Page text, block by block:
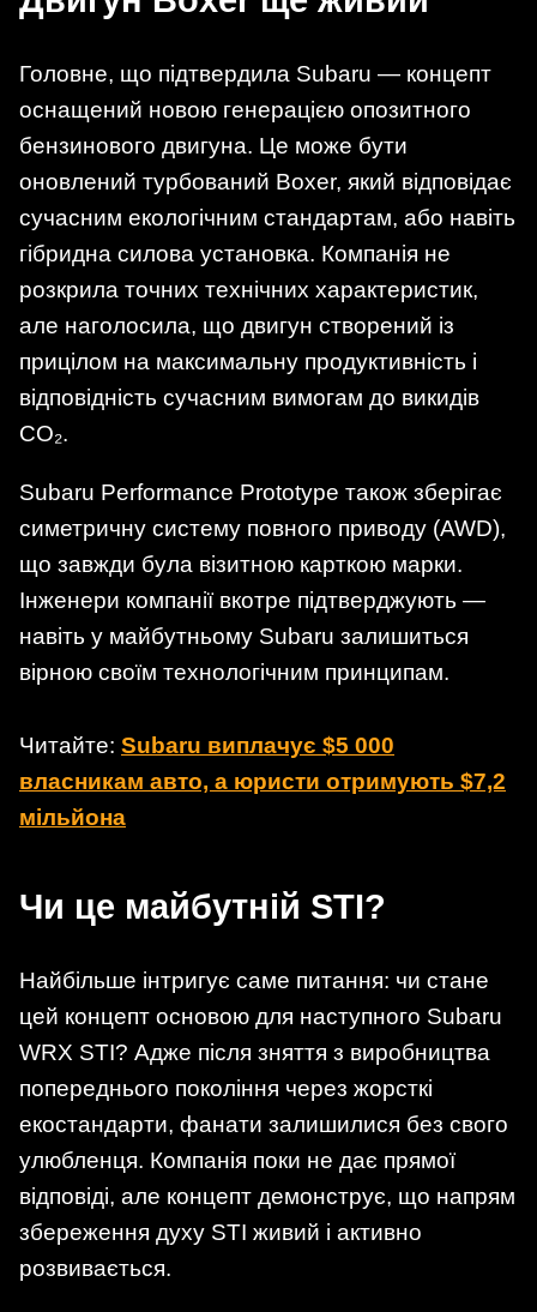
Головне, що підтвердила Subaru — концепт
оснащений новою генерацією опозитного
бензинового двигуна. Це може бути
оновлений турбований Boxer, який відповідає
сучасним екологічним стандартам, або навіть
гібридна силова установка. Компанія не
розкрила точних технічних характеристик,
але наголосила, що двигун створений із
прицілом на максимальну продуктивність і
відповідність сучасним вимогам до викидів
CO₂.
Subaru Performance Prototype також зберігає
симетричну систему повного приводу (AWD),
що завжди була візитною карткою марки.
Інженери компанії вкотре підтверджують —
навіть у майбутньому Subaru залишиться
вірною своїм технологічним принципам.
Читайте: Subaru виплачує $5 000
власникам авто, а юристи отримують $7,2
мільйона
Чи це майбутній STI?
Найбільше інтригує саме питання: чи стане
цей концепт основою для наступного Subaru
WRX STI? Адже після зняття з виробництва
попереднього покоління через жорсткі
екостандарти, фанати залишилися без свого
улюбленця. Компанія поки не дає прямої
відповіді, але концепт демонструє, що напрям
збереження духу STI живий і активно
розвивається.